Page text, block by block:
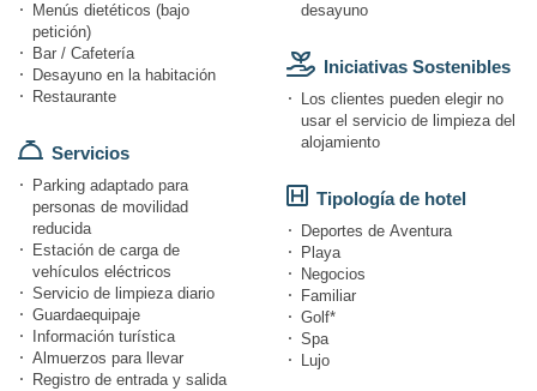
Menús dietéticos (bajo
petición)
Bar / Cafetería
Desayuno en la habitación
Restaurante
Servicios
Parking adaptado para
personas de movilidad
reducida
Estación de carga de
vehículos eléctricos
Servicio de limpieza diario
Guardaequipaje
Información turística
Almuerzos para llevar
Registro de entrada y salida
desayuno
Iniciativas Sostenibles
Los clientes pueden elegir no
usar el servicio de limpieza del
alojamiento
Tipología de hotel
Deportes de Aventura
Playa
Negocios
Familiar
Golf*
Spa
Lujo